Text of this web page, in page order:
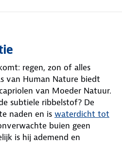
regen, zon of alles
van Human Nature biedt
van Moeder Natuur.
subtiele ribbelstof? De
naden en is waterdicht tot
buien geen
is hij ademend en